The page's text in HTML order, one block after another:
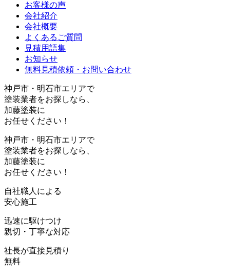
お客様の声
会社紹介
会社概要
よくあるご質問
見積用語集
お知らせ
無料見積依頼・お問い合わせ
神戸市・ 明石市エリアで
塗装業者をお探しなら、
加藤塗装に
お任せください！
神戸市・ 明石市エリアで
塗装業者をお探しなら、
加藤塗装に
お任せください！
自社職人 による
安心施工
迅速に駆けつけ
親切・丁寧な対応
社長が直接見積り
無料